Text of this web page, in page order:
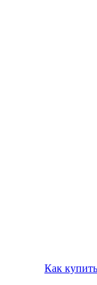
Как купить